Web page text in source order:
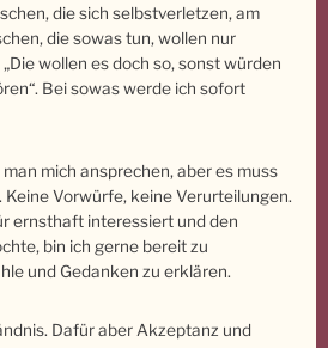
die sich selbstverletzen, am
die sowas tun, wollen nur
wollen es doch so, sonst würden
Bei sowas werde ich sofort
mich ansprechen, aber es muss
Vorwürfe, keine Verurteilungen.
ernsthaft interessiert und den
bin ich gerne bereit zu
und Gedanken zu erklären.
Dafür aber Akzeptanz und